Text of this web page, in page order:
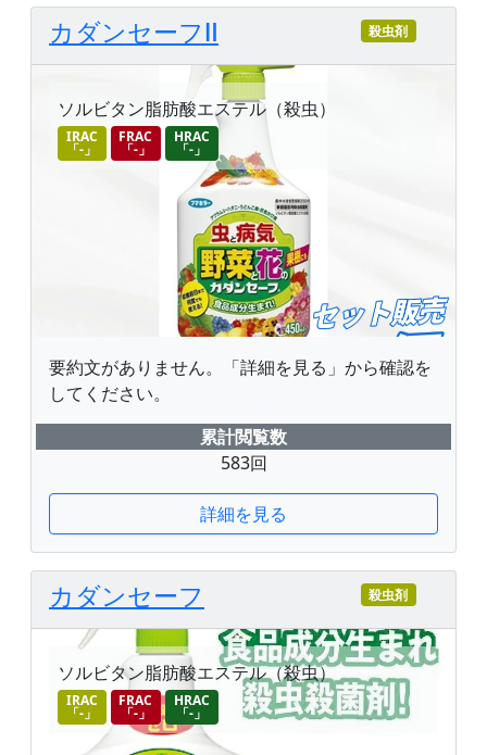
カダンセーフⅡ 殺虫剤
ソルビタン脂肪酸エステル（殺虫）
IRAC
「-」
FRAC
「-」
HRAC
「-」
要約文がありません。「詳細を見る」から確認を
してください。
累計閲覧数
583回
詳細を見る
カダンセーフ 殺虫剤
ソルビタン脂肪酸エステル（殺虫）
IRAC
「-」
FRAC
「-」
HRAC
「-」